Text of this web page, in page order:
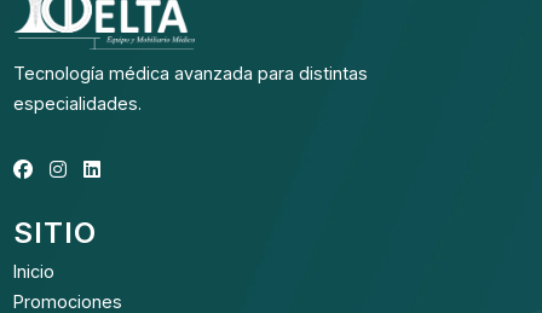
Tecnología médica avanzada para distintas
especialidades.
SITIO
Inicio
Promociones